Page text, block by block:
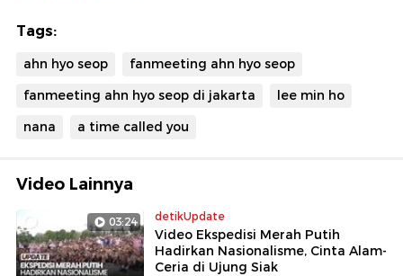
Tags:
ahn hyo seop
fanmeeting ahn hyo seop
fanmeeting ahn hyo seop di jakarta
lee min ho
nana
a time called you
Video Lainnya
03:24 detikUpdate
Video Ekspedisi Merah Putih
Hadirkan Nasionalisme, Cinta Alam-
Ceria di Ujung Siak